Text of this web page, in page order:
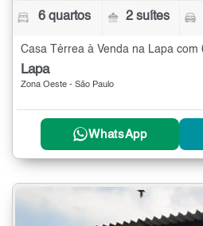
6 quartos 2 suítes
Casa Térrea à Venda na Lapa com
Lapa
Zona Oeste - São Paulo
WhatsApp